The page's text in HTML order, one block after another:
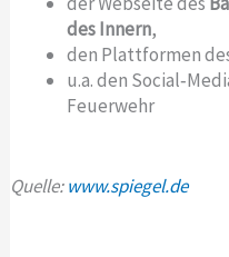
des Innern,
den Plattformen
u.a. den
Feuerwehr
Quelle:www.spiegel.de